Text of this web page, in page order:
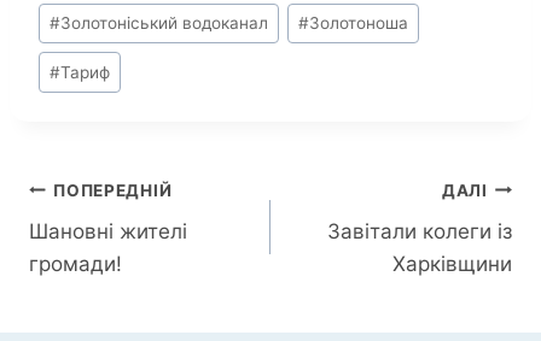
#Золотоніський водоканал #Золотоноша
#Тариф
Навігація
записів
ПОПЕРЕДНІЙ
Шановні жителі
громади!
ДАЛІ
Завітали колеги із
Харківщини